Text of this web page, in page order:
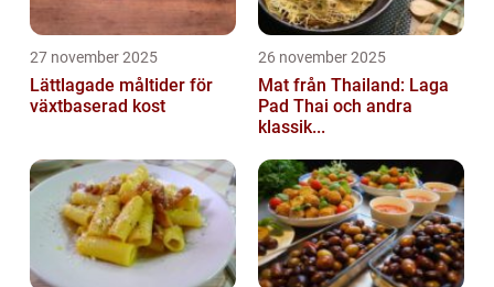
27 november 2025
Lättlagade måltider för
växtbaserad kost
26 november 2025
Mat från Thailand: Laga
Pad Thai och andra
klassik...